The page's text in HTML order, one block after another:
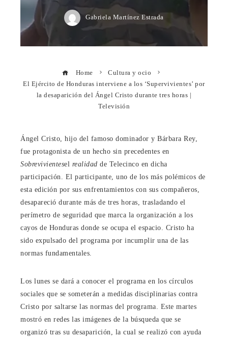
Gabriela Martínez Estrada
Home
Cultura y ocio
El Ejército de Honduras interviene a los ‘Supervivientes’ por
la desaparición del Ángel Cristo durante tres horas |
Televisión
Ángel Cristo, hijo del famoso dominador y Bárbara Rey,
fue protagonista de un hecho sin precedentes en
Sobrevivientesel realidad de Telecinco en dicha
participación. El participante, uno de los más polémicos de
esta edición por sus enfrentamientos con sus compañeros,
desapareció durante más de tres horas, trasladando el
perímetro de seguridad que marca la organización a los
cayos de Honduras donde se ocupa el espacio. Cristo ha
sido expulsado del programa por incumplir una de las
normas fundamentales.
Los lunes se dará a conocer el programa en los círculos
sociales que se someterán a medidas disciplinarias contra
Cristo por saltarse las normas del programa. Este martes
mostró en redes las imágenes de la búsqueda que se
organizó tras su desaparición, la cual se realizó con ayuda